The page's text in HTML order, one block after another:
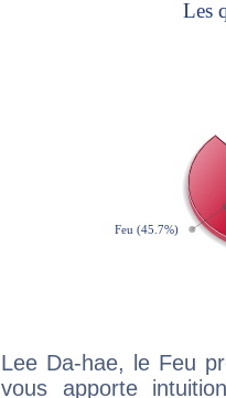
Lee Da-hae, le Feu
vous apporte